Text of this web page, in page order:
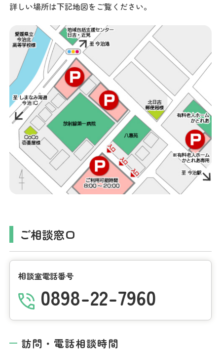
詳しい場所は下記地図をご覧ください。
ご相談窓口
相談室電話番号
0898-22-7960
訪問・電話相談時間